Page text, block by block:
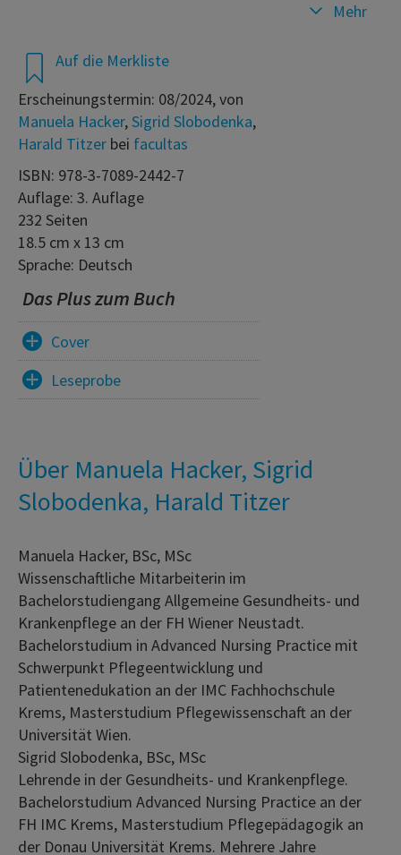
Auf die Merkliste
Erscheinungstermin: 08/2024, von
Manuela Hacker,Sigrid Slobodenka,
Harald Titzer bei facultas
ISBN: 978-3-7089-2442-7
Auflage: 3. Auflage
232 Seiten
18.5 cm x 13 cm
Sprache: Deutsch
Das Plus zum Buch
Cover
Leseprobe
Mehr
Über Manuela Hacker, Sigrid
Slobodenka, Harald Titzer
Manuela Hacker, BSc, MSc
Wissenschaftliche Mitarbeiterin im
Bachelorstudiengang Allgemeine Gesundheits- und
Krankenpflege an der FH Wiener Neustadt.
Bachelorstudium in Advanced Nursing Practice mit
Schwerpunkt Pflegeentwicklung und
Patientenedukation an der IMC Fachhochschule
Krems, Masterstudium Pflegewissenschaft an der
Universität Wien.
Sigrid Slobodenka, BSc, MSc
Lehrende in der Gesundheits- und Krankenpflege.
Bachelorstudium Advanced Nursing Practice an der
FH IMC Krems, Masterstudium Pflegepädagogik an
der Donau Universität Krems. Mehrere Jahre